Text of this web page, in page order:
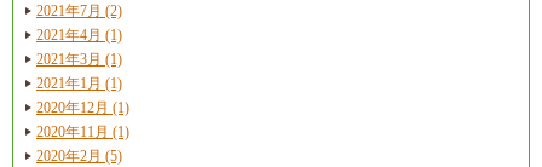
2021年7月 (2)
2021年4月 (1)
2021年3月 (1)
2021年1月 (1)
2020年12月 (1)
2020年11月 (1)
2020年2月 (5)